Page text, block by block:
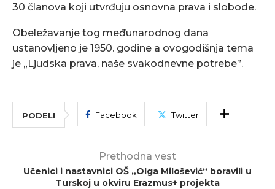
30 članova koji utvrđuju osnovna prava i slobode.
Obeležavanje tog međunarodnog dana
ustanovljeno je 1950. godine a ovogodišnja tema
je „Ljudska prava, naše svakodnevne potrebe”.
PODELI Facebook Twitter
Prethodna vest
Učenici i nastavnici OŠ „Olga Milošević“ boravili u
Turskoj u okviru Erazmus+ projekta